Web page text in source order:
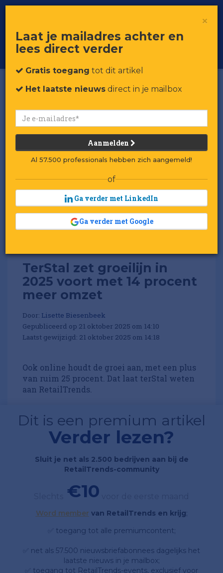
Voor professionals in retail & brands
Toggle
TerStal zet groeilijn in
2025 voort met 14 procent
meer omzet
Door: Lisette Biesenbeek
Gepubliceerd op 21 oktober 2025 om 14:10
Laatst gewijzigd: 21 oktober 2025 om 14:18
Ook online houdt de groei aan, met een plus
van ruim 25 procent. Dat laat terStal weten
aan RetailTrends.
Dit is een premium artikel
Verder lezen?
Sluit je net als 2.500 bedrijven aan bij de
RetailTrends-community
€10
Word member van RetailTrends en krijg;
✅ toegang tot alle premiumcontent;
✅ net als 57.500 nieuwsbriefabonnees dagelijks het
laatste nieuws in je mailbox;
✅ toegang tot RetailTrends-events, exclusief voor
×
Laat je mailadres achter en
lees direct verder
Gratis toegang tot dit artikel
Het laatste nieuws direct in je mailbox
Aanmelden
Al 57.500 professionals hebben zich aangemeld!
of
Ga verder met LinkedIn
Ga verder met Google